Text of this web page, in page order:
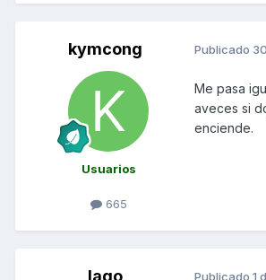
kymcong
Usuarios
665
Publicado
Me pasa
aveces si
enciende.
lago Publicado 1